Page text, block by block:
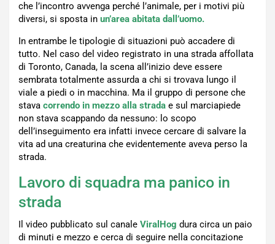
che l’incontro avvenga perché l’animale, per i motivi più
diversi, si sposta in un’area abitata dall’uomo.
In entrambe le tipologie di situazioni può accadere di
tutto. Nel caso del video registrato in una strada affollata
di Toronto, Canada, la scena all’inizio deve essere
sembrata totalmente assurda a chi si trovava lungo il
viale a piedi o in macchina. Ma il gruppo di persone che
stava correndo in mezzo alla strada e sul marciapiede
non stava scappando da nessuno: lo scopo
dell’inseguimento era infatti invece cercare di salvare la
vita ad una creaturina che evidentemente aveva perso la
strada.
Lavoro di squadra ma panico in
strada
Il video pubblicato sul canale ViralHog dura circa un paio
di minuti e mezzo e cerca di seguire nella concitazione